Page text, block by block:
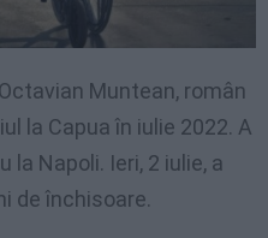
Muntean, român
la Capua în iulie 2022. A
Napoli. Ieri, 2 iulie, a
de închisoare.